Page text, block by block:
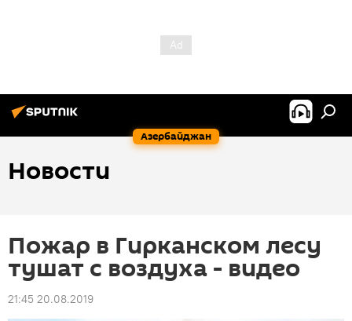
Азербайджан
Новости
Пожар в Гирканском лесу
тушат с воздуха - видео
21:45 20.08.2019